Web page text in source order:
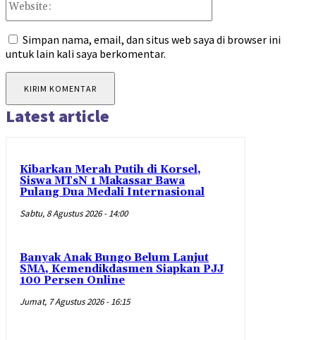
Simpan nama, email, dan situs web saya di browser ini
untuk lain kali saya berkomentar.
Latest article
Kibarkan Merah Putih di Korsel,
Siswa MTsN 1 Makassar Bawa
Pulang Dua Medali Internasional
Sabtu, 8 Agustus 2026 - 14:00
Banyak Anak Bungo Belum Lanjut
SMA, Kemendikdasmen Siapkan PJJ
100 Persen Online
Jumat, 7 Agustus 2026 - 16:15